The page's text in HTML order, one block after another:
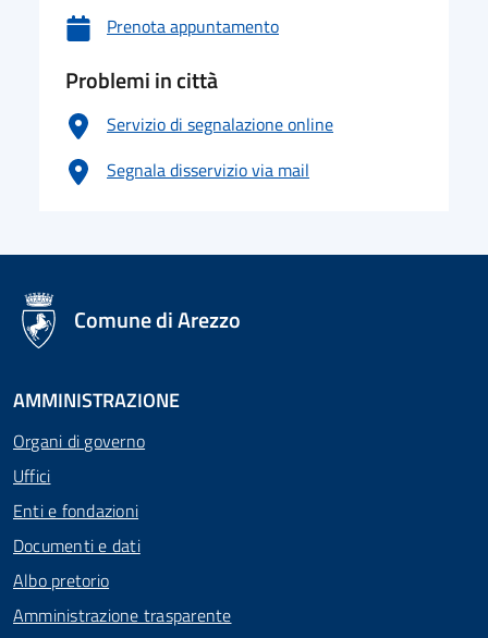
Prenota appuntamento
Problemi in città
Servizio di segnalazione online
Segnala disservizio via mail
logo Unione Europea
Comune di Arezzo
AMMINISTRAZIONE
Organi di governo
Uffici
Enti e fondazioni
Documenti e dati
Albo pretorio
Amministrazione trasparente